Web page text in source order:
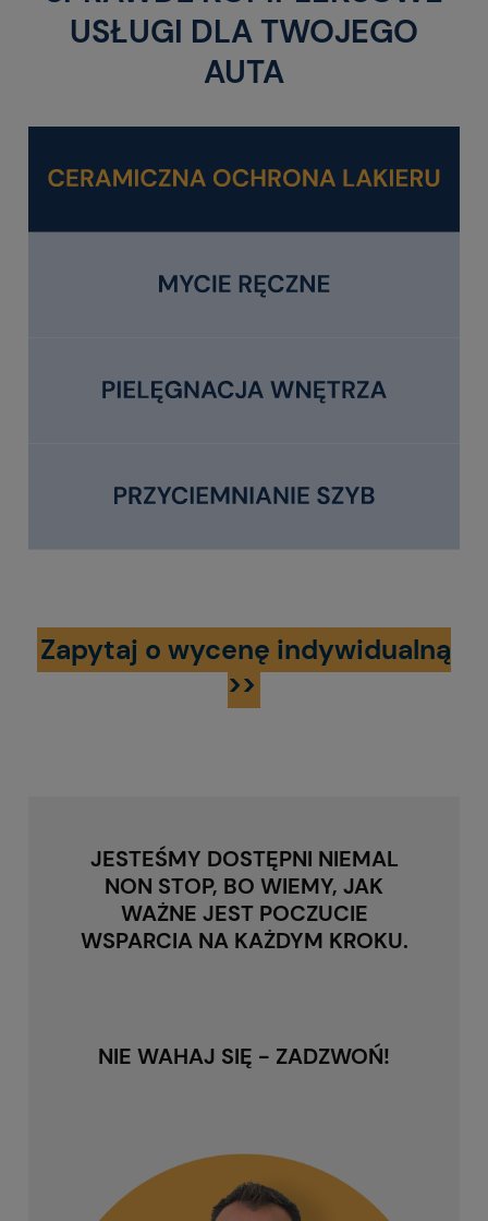
USŁUGI DLA TWOJEGO
AUTA
Zapytaj o wycenę indywidualną
>>
JESTEŚMY DOSTĘPNI NIEMAL
NON STOP, BO WIEMY, JAK
WAŻNE JEST POCZUCIE
WSPARCIA NA KAŻDYM KROKU.
NIE WAHAJ SIĘ - ZADZWOŃ!